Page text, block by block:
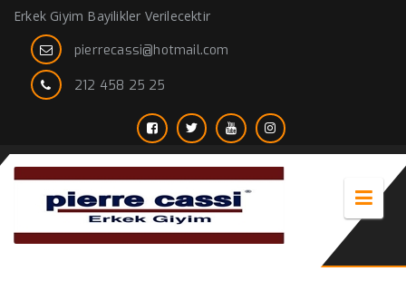
Erkek Giyim Bayilikler Verilecektir
pierrecassi@hotmail.com
212 458 25 25